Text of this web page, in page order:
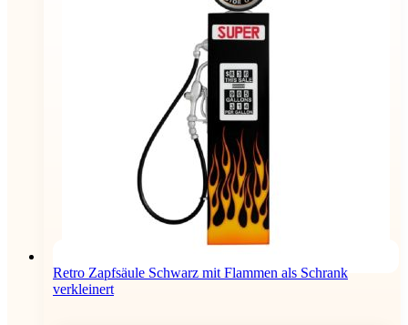
Retro Zapfsäule Schwarz mit Flammen als Schrank
verkleinert